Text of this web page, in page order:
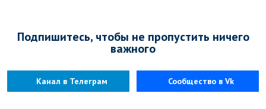
Подпишитесь, чтобы не пропустить ничего
важного
Канал в Телеграм Сообщество в Vk